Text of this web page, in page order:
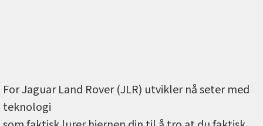
For Jaguar Land Rover (JLR) utvikler nå seter med
teknologi